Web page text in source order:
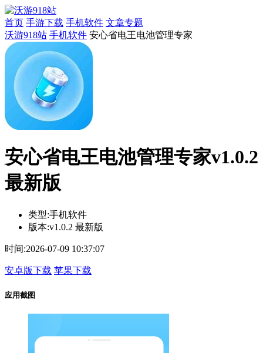
首页 手游下载 手机软件 文章专题
沃游918站 手机软件 安心省电王电池管理专家
安心省电王电池管理专家v1.0.2
最新版
类型:手机软件
版本:v1.0.2 最新版
时间:2026-07-09 10:37:07
安卓版下载 苹果下载
应用截图